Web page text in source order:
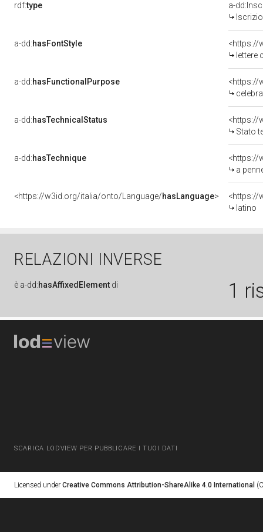
rdf:type
a-
a-dd:hasFontStyle
<https://
lettere
a-dd:hasFunctionalPurpose
<https://
a-dd:hasTechnicalStatus
Stato
a-dd:hasTechnique
<https://
a
<https://w3id.org/italia/onto/Language/hasLanguage>
<https://
latino
RELAZIONI INVERSE
è a-dd:hasAffixedElement di 1
SCARICA LODVIEW PER PUBBLICARE I TUOI DATI
Licensed under Creative Commons Attribution-ShareAlike 4.0 International